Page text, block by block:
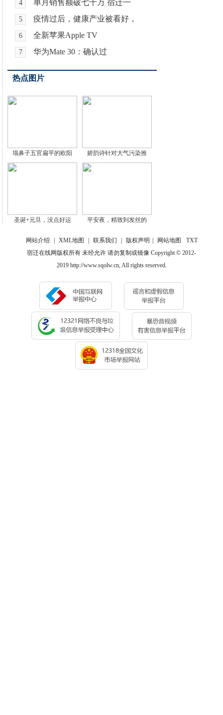
4 单月销售额破七千万 宿迁一
5 疫情过后，健康产业被看好，
6 全新苹果Apple TV
7 华为Mate 30：确认过
热点图片
塌鼻子五官扁平的欧阳 娇韵诗针对大气污染推
圣诞+元旦，没点好运 平安夜，精致到发丝的
网站介绍 XML地图 联系我们 版权声明 网站地图
TXT
宿迁在线网版权所有 未经允许 请勿复制或镜像 Copyright © 2012-
2019 http://www.sqolw.cn, All rights reserved.